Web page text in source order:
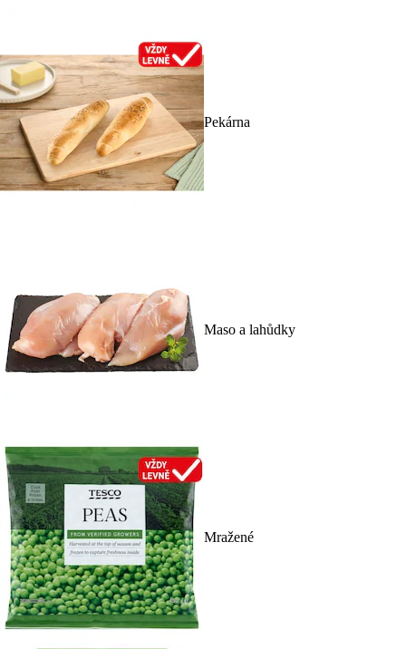
Pekárna
Maso a lahůdky
Mražené